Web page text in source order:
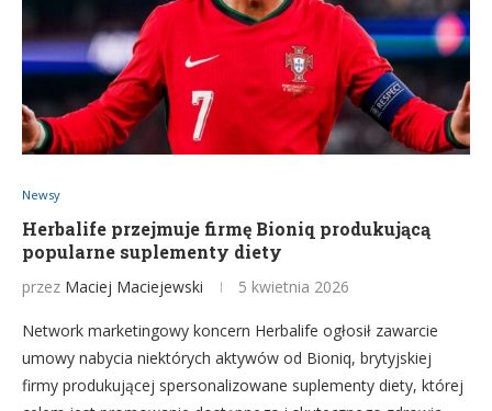
Newsy
Herbalife przejmuje firmę Bioniq produkującą
popularne suplementy diety
przez Maciej Maciejewski 5 kwietnia 2026
Network marketingowy koncern Herbalife ogłosił zawarcie
umowy nabycia niektórych aktywów od Bioniq, brytyjskiej
firmy produkującej spersonalizowane suplementy diety, której